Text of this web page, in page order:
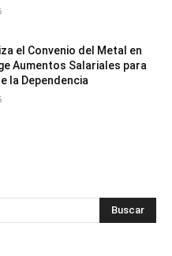
el Convenio del Metal en
Aumentos Salariales para
la Dependencia
Buscar